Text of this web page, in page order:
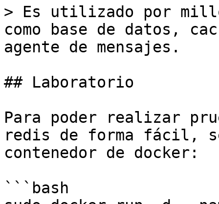
> Es utilizado por
como base de datos,
agente de mensajes.
## Laboratorio
Para poder realizar
redis de forma fácil,
contenedor de docker:
```bash